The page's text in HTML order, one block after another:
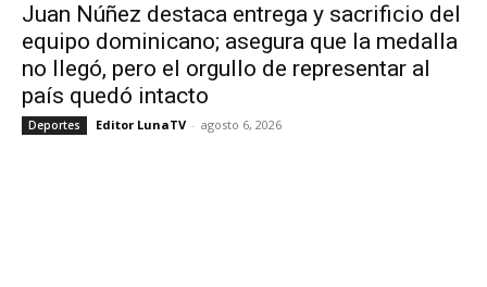
Juan Núñez destaca entrega y sacrificio del
equipo dominicano; asegura que la medalla
no llegó, pero el orgullo de representar al
país quedó intacto
Deportes Editor LunaTV - agosto 6, 2026